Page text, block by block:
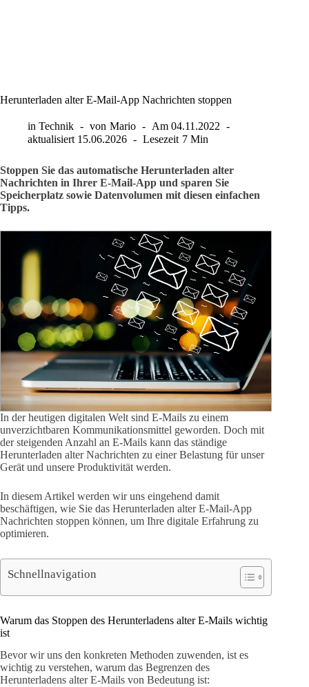
Herunterladen alter E-Mail-App Nachrichten stoppen
in Technik von Mario Am 04.11.2022
aktualisiert 15.06.2026 Lesezeit 7 Min
Stoppen Sie das automatische Herunterladen alter
Nachrichten in Ihrer E-Mail-App und sparen Sie
Speicherplatz sowie Datenvolumen mit diesen einfachen
Tipps.
In der heutigen digitalen Welt sind E-Mails zu einem
unverzichtbaren Kommunikationsmittel geworden. Doch mit
der steigenden Anzahl an E-Mails kann das ständige
Herunterladen alter Nachrichten zu einer Belastung für unser
Gerät und unsere Produktivität werden.
In diesem Artikel werden wir uns eingehend damit
beschäftigen, wie Sie das Herunterladen alter E-Mail-App
Nachrichten stoppen können, um Ihre digitale Erfahrung zu
optimieren.
Schnellnavigation
Warum das Stoppen des Herunterladens alter E-Mails wichtig
ist
Bevor wir uns den konkreten Methoden zuwenden, ist es
wichtig zu verstehen, warum das Begrenzen des
Herunterladens alter E-Mails von Bedeutung ist: